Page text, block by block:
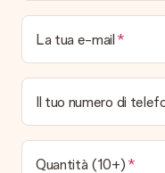
La ricevuta viene
No, nessuna ricevuta o
ricevuta viene inviata in
sarà visualizzabile sul
La tua e-mail
Il tuo numero di
Quantità (10+)